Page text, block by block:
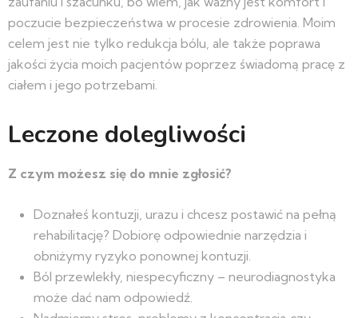
poczucie bezpieczeństwa w procesie zdrowienia. Moim
celem jest nie tylko redukcja bólu, ale także poprawa
jakości życia moich pacjentów poprzez świadomą pracę z
ciałem i jego potrzebami.
Leczone dolegliwości
Z czym możesz się do mnie zgłosić?
Doznałeś kontuzji, urazu i chcesz postawić na pełną
rehabilitację? Dobiorę odpowiednie narzędzia i
obniżymy ryzyko ponownej kontuzji.
Ból przewlekły, niespecyficzny – neurodiagnostyka
może dać nam odpowiedź.